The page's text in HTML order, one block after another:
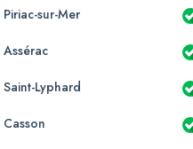
Piriac-sur-Mer
Assérac
Saint-Lyphard
Casson